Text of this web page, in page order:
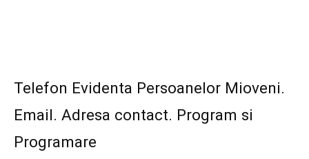
Telefon Evidenta Persoanelor Mioveni.
Email. Adresa contact. Program si
Programare